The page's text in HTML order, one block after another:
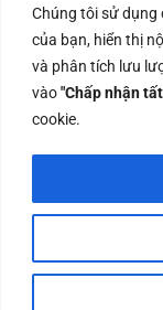
Chúng tôi sử dụng
của bạn, hiển thị
và phân tích lưu
vào"Chấp nhận
cookie.
Công ty TNHH
cấp ngày 14/06/
Nội
Copyrights